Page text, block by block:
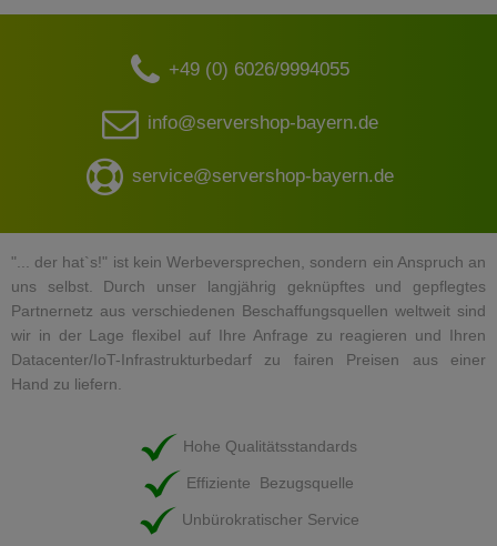
+49 (0) 6026/9994055
info@servershop-bayern.de
service@servershop-bayern.de
"... der hat`s!" ist kein Werbeversprechen, sondern ein Anspruch an
uns selbst. Durch unser langjährig geknüpftes und gepflegtes
Partnernetz aus verschiedenen Beschaffungsquellen weltweit sind
wir in der Lage flexibel auf Ihre Anfrage zu reagieren und Ihren
Datacenter/IoT-Infrastrukturbedarf zu fairen Preisen aus einer
Hand zu liefern.
Hohe Qualitätsstandards
Effiziente Bezugsquelle
Unbürokratischer Service